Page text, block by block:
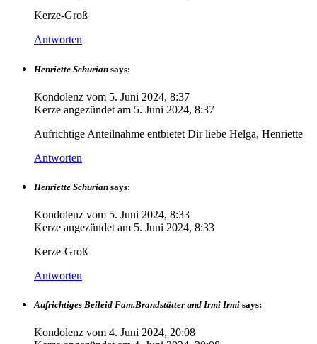
Kerze-Groß
Antworten
Henriette Schurian says:
Kondolenz vom 5. Juni 2024, 8:37
Kerze angezündet am 5. Juni 2024, 8:37
Aufrichtige Anteilnahme entbietet Dir liebe Helga, Henriette
Antworten
Henriette Schurian says:
Kondolenz vom 5. Juni 2024, 8:33
Kerze angezündet am 5. Juni 2024, 8:33
Kerze-Groß
Antworten
Aufrichtiges Beileid Fam.Brandstätter und Irmi Irmi says:
Kondolenz vom 4. Juni 2024, 20:08